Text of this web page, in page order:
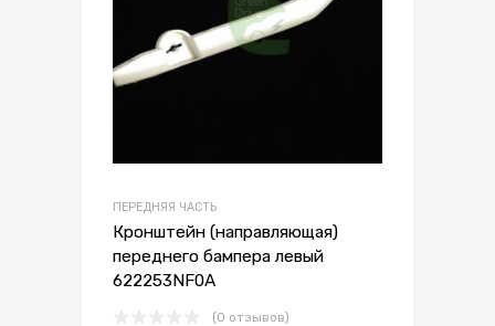
ПЕРЕДНЯЯ ЧАСТЬ
Кронштейн (направляющая)
переднего бампера левый
622253NF0A
(0 отзывов)